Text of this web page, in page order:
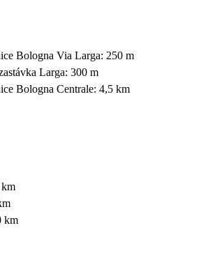
Bologna Via Larga: 250 m
Larga: 300 m
Bologna Centrale: 4,5 km
km